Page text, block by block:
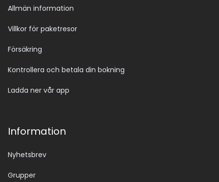
Allmän information
Villkor för paketresor
Försäkring
Kontrollera och betala din bokning
Ladda ner vår app
Information
Nyhetsbrev
Grupper